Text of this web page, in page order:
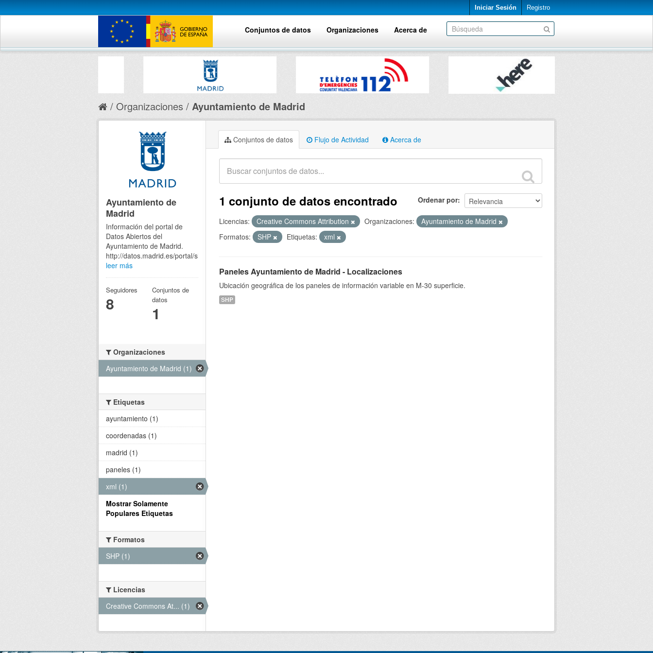
Iniciar Sesión Registro
Conjuntos de datos Organizaciones Acerca de
Organizaciones Ayuntamiento de Madrid
Conjuntos de datos Flujo de Actividad Acerca de
Ordenar por
1 conjunto de datos encontrado
Licencias: Creative Commons Attribution Organizaciones:
Ayuntamiento de Madrid
Formatos:
SHP Etiquetas: xml
Paneles Ayuntamiento de Madrid - Localizaciones
Ubicación geográfica de los paneles de información variable en M-30 superficie.
SHP
Ayuntamiento de
Madrid
Información del portal de
Datos Abiertos del
Ayuntamiento de Madrid.
http://datos.madrid.es/portal/site/egob
leer más
Seguidores
8
Conjuntos de
datos
1
Organizaciones
Ayuntamiento de Madrid (1)
Etiquetas
ayuntamiento (1)
coordenadas (1)
madrid (1)
paneles (1)
xml (1)
Mostrar Solamente
Populares Etiquetas
Formatos
SHP (1)
Licencias
Creative Commons At... (1)